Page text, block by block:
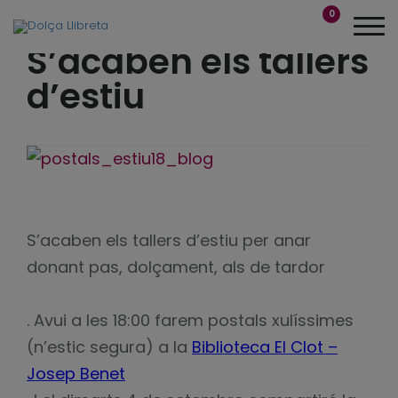
0
S’acaben els tallers
d’estiu
S’acaben els tallers d’estiu per anar
donant pas, dolçament, als de tardor
. Avui a les 18:00 farem postals xulíssimes
(n’estic segura) a la Biblioteca El Clot –
Josep Benet